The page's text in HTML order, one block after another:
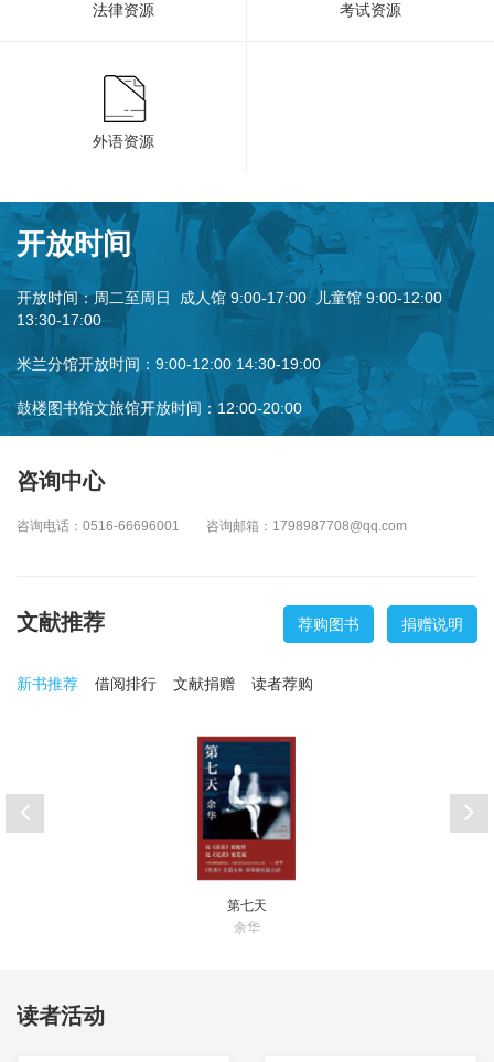
法律资源 考试资源
外语资源
开放时间
开放时间：周二至周日 成人馆 9:00-17:00 儿童馆 9:00-12:00
13:30-17:00
米兰分馆开放时间：9:00-12:00 14:30-19:00
鼓楼图书馆文旅馆开放时间：12:00-20:00
咨询中心
咨询电话：0516-66696001 咨询邮箱：1798987708@qq.com
文献推荐 捐赠说明
荐购图书
新书推荐 借阅排行 文献捐赠 读者荐购
第七天
余华
读者活动